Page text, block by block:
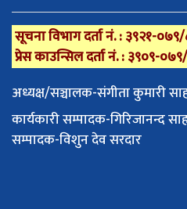
सूचना विभाग दर्ता नं. : ३९२१-
प्रेस काउन्सिल दर्ता नं. : ३९०९-
अध्यक्ष/सञ्चालक-संगीता कुमारी
कार्यकारी सम्पादक-गिरिजानन्द
सम्पादक-विशुन देव सरदार